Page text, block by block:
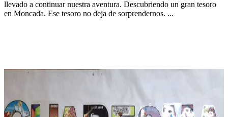
llevado a continuar nuestra aventura. Descubriendo un gran tesoro
en Moncada. Ese tesoro no deja de sorprendernos. ...